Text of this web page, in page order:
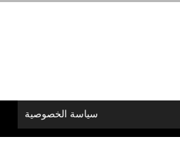
سياسة الخصوصية